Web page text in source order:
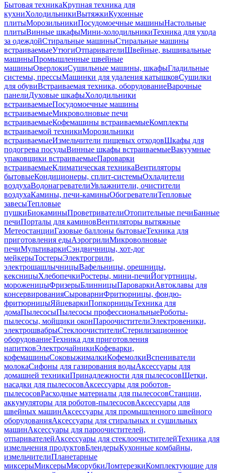
Бытовая техникаКрупная техника для
кухниХолодильникиВытяжкиКухонные
плитыМорозильникиПосудомоечные машиныНастольные
плитыВинные шкафыМини-холодильникиТехника для ухода
за одеждойСтиральные машиныСтиральные машины
встраиваемыеУтюгиОтпаривателиШвейные, вышивальные
машиныПромышленные швейные
машиныОверлокиСушильные машины, шкафыГладильные
системы, прессыМашинки для удаления катышковСушилки
для обувиВстраиваемая техника, оборудованиеВарочные
панелиДуховые шкафыХолодильники
встраиваемыеПосудомоечные машины
встраиваемыеМикроволновые печи
встраиваемыеКофемашины встраиваемыеКомплекты
встраиваемой техникиМорозильники
встраиваемыеИзмельчители пищевых отходовШкафы для
подогрева посудыВинные шкафы встраиваемыеВакуумные
упаковщики встраиваемыеПароварки
встраиваемыеКлиматическая техникаВентиляторы
бытовыеКондиционеры, сплит-системыОхладители
воздухаВодонагревателиУвлажнители, очистители
воздухаКамины, печи-каминыОбогревателиТепловые
завесыТепловые
пушкиБиокаминыПроветривателиОтопительные печиБанные
печиПорталы для каминовВентиляторы вытяжные
МетеостанцииГазовые баллоны бытовыеТехника для
приготовления едыАэрогрилиМикроволновые
печиМультиваркиСэндвичницы, хот-дог
мейкерыТостерыЭлектрогрили,
электрошашлычницыВафельницы, орешницы,
кексницыХлебопечкиРостеры, мини-печиЙогуртницы,
мороженицыФризерыБлинницыПароваркиАвтоклавы для
консервированияСыроварниФритюрницы, фондю-
фритюрницыЯйцеваркиПопкорницыТехника для
домаПылесосыПылесосы профессиональныеРоботы-
пылесосы, мойщики оконПароочистителиЭлектровеники,
электрошвабрыСтеклоочистителиСтерилизационное
оборудованиеТехника для приготовления
напитковЭлектрочайникиКофеварки,
кофемашиныСоковыжималкиКофемолкиВспениватели
молокаСифоны для газирования водыАксессуары для
домашней техникиПринадлежности для пылесосовЩетки,
насадки для пылесосовАксессуары для роботов-
пылесосовРасходные материалы для пылесосовСтанции,
аккумуляторы для роботов-пылесосовАксессуары для
швейных машинАксессуары для промышленного швейного
оборудованияАксессуары для стиральных и сушильных
машинАксессуары для пароочистителей,
отпаривателейАксессуары для стеклоочистителейТехника для
измельчения продуктовБлендерыКухонные комбайны,
измельчителиПланетарные
миксерыМиксерыМясорубкиЛомтерезкиКомплектующие для